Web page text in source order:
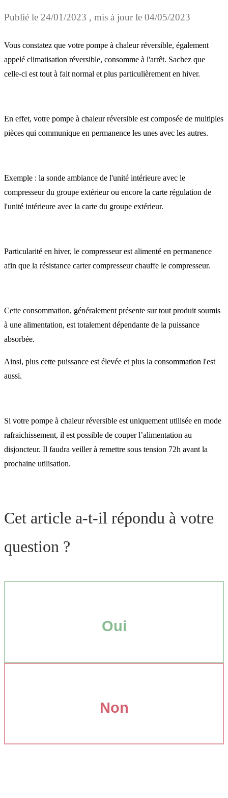
Publié le 24/01/2023 , mis à jour le 04/05/2023
Vous constatez que votre pompe à chaleur réversible, également
appelé climatisation réversible, consomme à l'arrêt. Sachez que
celle-ci est tout à fait normal et plus particulièrement en hiver.
En effet, votre pompe à chaleur réversible est composée de multiples
pièces qui communique en permanence les unes avec les autres.
Exemple : la sonde ambiance de l'unité intérieure avec le
compresseur du groupe extérieur ou encore la carte régulation de
l'unité intérieure avec la carte du groupe extérieur.
Particularité en hiver, le compresseur est alimenté en permanence
afin que la résistance carter compresseur chauffe le compresseur.
Cette consommation, généralement présente sur tout produit soumis
à une alimentation, est totalement dépendante de la puissance
absorbée.
Ainsi, plus cette puissance est élevée et plus la consommation l'est
aussi.
Si votre pompe à chaleur réversible est uniquement utilisée en mode
rafraichissement, il est possible de couper l’alimentation au
disjoncteur. Il faudra veiller à remettre sous tension 72h avant la
prochaine utilisation.
Cet article a-t-il répondu à votre
question ?
Oui
Non